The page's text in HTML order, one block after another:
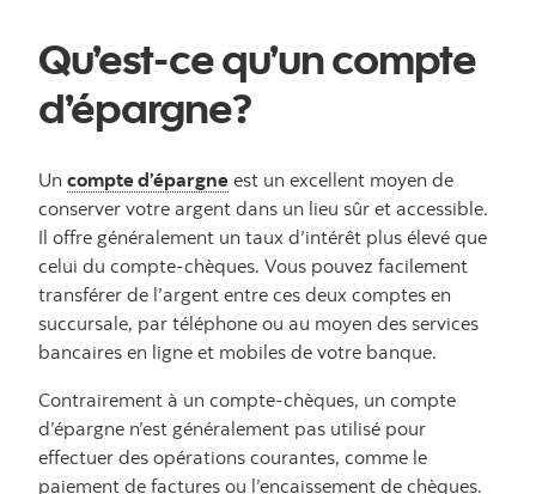
Qu’est-ce qu’un compte
d’épargne?
Un compte d’épargne est un excellent moyen de
conserver votre argent dans un lieu sûr et accessible.
Il offre généralement un taux d’intérêt plus élevé que
celui du compte-chèques. Vous pouvez facilement
transférer de l’argent entre ces deux comptes en
succursale, par téléphone ou au moyen des services
bancaires en ligne et mobiles de votre banque.
Contrairement à un compte-chèques, un compte
d’épargne n’est généralement pas utilisé pour
effectuer des opérations courantes, comme le
paiement de factures ou l’encaissement de chèques.